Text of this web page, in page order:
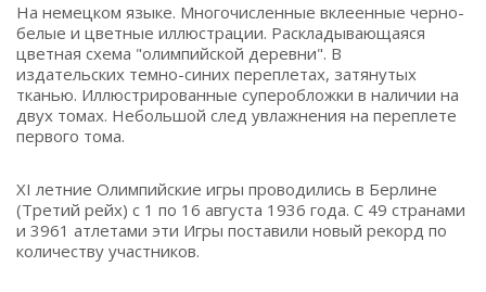
На немецком языке. Многочисленные вклеенные черно-
белые и цветные иллюстрации. Раскладывающаяся
цветная схема "олимпийской деревни". В
издательских темно-синих переплетах, затянутых
тканью. Иллюстрированные суперобложки в наличии на
двух томах. Небольшой след увлажнения на переплете
первого тома.
XI летние Олимпийские игры проводились в Берлине
(Третий рейх) с 1 по 16 августа 1936 года. С 49 странами
и 3961 атлетами эти Игры поставили новый рекорд по
количеству участников.